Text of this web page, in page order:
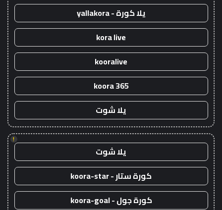
يلا كورة - yallakora
kora live
kooralive
koora 365
يلا شوت
!
يلا شوت
كورة ستار - koora-star
كورة جول - koora-goal